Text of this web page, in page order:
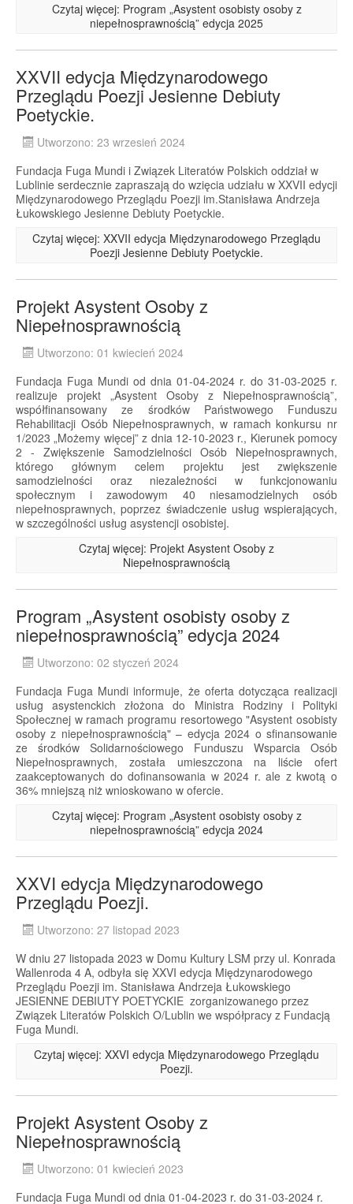
Czytaj więcej: Program „Asystent osobisty osoby z
niepełnosprawnością” edycja 2025
XXVII edycja Międzynarodowego
Przeglądu Poezji Jesienne Debiuty
Poetyckie.
Utworzono: 23 wrzesień 2024
Fundacja Fuga Mundi i Związek Literatów Polskich oddział w
Lublinie serdecznie zapraszają do wzięcia udziału w XXVII edycji
Międzynarodowego Przeglądu Poezji im.Stanisława Andrzeja
Łukowskiego Jesienne Debiuty Poetyckie.
Czytaj więcej: XXVII edycja Międzynarodowego Przeglądu
Poezji Jesienne Debiuty Poetyckie.
Projekt Asystent Osoby z
Niepełnosprawnością
Utworzono: 01 kwiecień 2024
Fundacja Fuga Mundi od dnia 01-04-2024 r. do 31-03-2025 r.
realizuje projekt „Asystent Osoby z Niepełnosprawnością”,
współfinansowany ze środków Państwowego Funduszu
Rehabilitacji Osób Niepełnosprawnych, w ramach konkursu nr
1/2023 „Możemy więcej” z dnia 12-10-2023 r., Kierunek pomocy
2 - Zwiększenie Samodzielności Osób Niepełnosprawnych,
którego głównym celem projektu jest zwiększenie
samodzielności oraz niezależności w funkcjonowaniu
społecznym i zawodowym 40 niesamodzielnych osób
niepełnosprawnych, poprzez świadczenie usług wspierających,
w szczególności usług asystencji osobistej.
Czytaj więcej: Projekt Asystent Osoby z
Niepełnosprawnością
Program „Asystent osobisty osoby z
niepełnosprawnością” edycja 2024
Utworzono: 02 styczeń 2024
Fundacja Fuga Mundi informuje, że oferta dotycząca realizacji
usług asystenckich złożona do Ministra Rodziny i Polityki
Społecznej w ramach programu resortowego "Asystent osobisty
osoby z niepełnosprawnością" – edycja 2024 o sfinansowanie
ze środków Solidarnościowego Funduszu Wsparcia Osób
Niepełnosprawnych, została umieszczona na liście ofert
zaakceptowanych do dofinansowania w 2024 r. ale z kwotą o
36% mniejszą niż wnioskowano w ofercie.
Czytaj więcej: Program „Asystent osobisty osoby z
niepełnosprawnością” edycja 2024
XXVI edycja Międzynarodowego
Przeglądu Poezji.
Utworzono: 27 listopad 2023
W dniu 27 listopada 2023 w Domu Kultury LSM przy ul. Konrada
Wallenroda 4 A, odbyła się XXVI edycja Międzynarodowego
Przeglądu Poezji im. Stanisława Andrzeja Łukowskiego
JESIENNE DEBIUTY POETYCKIE zorganizowanego przez
Związek Literatów Polskich O/Lublin we współpracy z Fundacją
Fuga Mundi.
Czytaj więcej: XXVI edycja Międzynarodowego Przeglądu
Poezji.
Projekt Asystent Osoby z
Niepełnosprawnością
Utworzono: 01 kwiecień 2023
Fundacja Fuga Mundi od dnia 01-04-2023 r. do 31-03-2024 r.